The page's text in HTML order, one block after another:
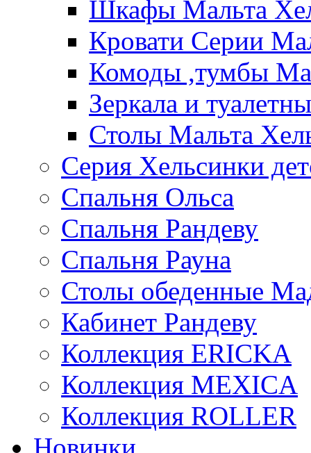
Шкафы Мальта
Кровати Серии
Комоды ,тумбы
Зеркала и
Столы Мальта
Серия Хельсинки
Спальня Ольса
Спальня Рандеву
Спальня Рауна
Столы обеденные
Кабинет Рандеву
Коллекция ERICKA
Коллекция MEXICA
Коллекция ROLLER